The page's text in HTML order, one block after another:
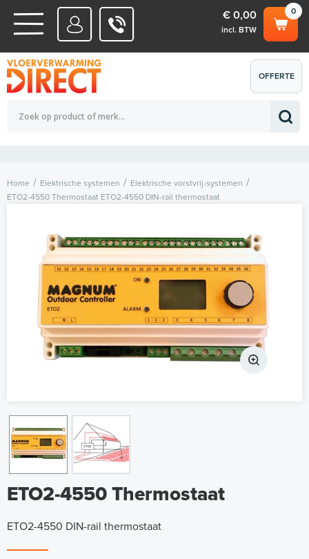
WATERSYSTEMEN
ELEKTRISCHE SYSTEMEN
0
€ 0,00
incl. BTW
Totaalbedrag (incl. BTW) € 0,00
OFFERTE
AANVRAGEN
Home Elektrische systemen
Elektrische vorstvrij-systemen
ETO2-4550 Thermostaat ETO2-4550 DIN-rail thermostaat
ETO2-4550 Thermostaat
ETO2-4550 DIN-rail thermostaat